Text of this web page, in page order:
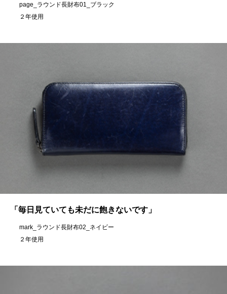
page_ラウンド長財布01_ブラック
２年使用
「毎日見ていても未だに飽きないです」
mark_ラウンド長財布02_ネイビー
２年使用